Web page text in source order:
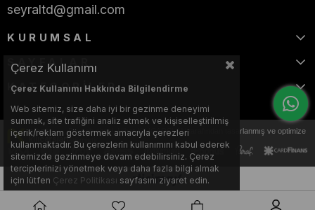
seyraltd@gmail.com
KURUMSAL
SAYFALAR
KATEGORİLER
Bu web sitesi, Nihat KILIÇARSLAN tarafından tasarlanmış ve optimize
edilmiştir.
Çerez Kullanımı
Çerez Kullanımı Hakkında Bilgilendirme
Web sitemiz, size daha iyi bir gezinme deneyimi
sunmak, site trafiğini analiz etmek ve kişiselleştirilmiş
içerik/reklam göstermek amacıyla çerezleri
kullanmaktadır. Bu çerezlerin kullanımını kabul ederek
sitemizde gezinmeye devam edebilirsiniz. Çerez
terciplerinizi yönetmek veya daha fazla bilgi almak
için lütfen Çerez Politikası sayfasını ziyaret edin.